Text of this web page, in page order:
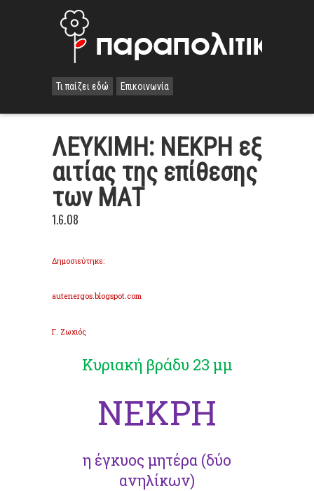
Τι παίζει εδώ Επικοινωνία
ΛΕΥΚΙΜΗ: ΝΕΚΡΗ εξ
αιτίας της επίθεσης
των ΜΑΤ
1.6.08
Δημοσιεύτηκε:
autenergos.blogspot.com
Γ. Ζωχιός
Κυριακή βράδυ 23 μμ
ΝΕΚΡΗ
η έγκυος μητέρα (δύο
ανηλίκων)